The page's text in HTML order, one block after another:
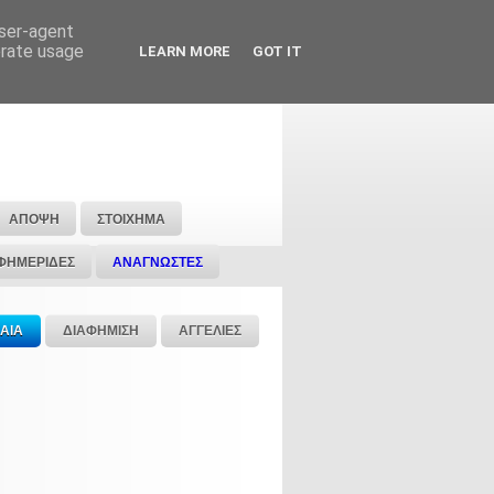
ΑΠΟΨΗ ΣΤΟΙΧΗΜΑ
ΑΝΑΓΝΩΣΤΕΣ
ΔΙΑΦΗΜΙΣΗ ΑΓΓΕΛΙΕΣ
agent
usage
LEARN MORE GOT IT